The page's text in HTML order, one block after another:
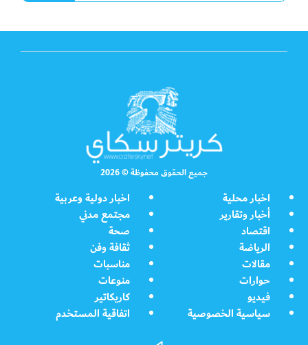
جميع الحقوق محفوظة © 2026
اخبار محلية
اخبار دولية وعربية
أخبار وتقارير
مجتمع مدني
اقتصاد
صحة
الرياضة
ثقافة وفن
مقالات
مناسبات
حوارات
منوعات
فيديو
كاريكاتير
سياسية الخصوصية
اتفاقية المستخدم